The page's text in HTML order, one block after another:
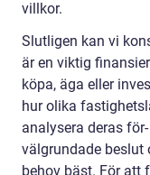
villkor.
Slutligen kan vi
är en viktig
köpa, äga eller
hur olika
analysera deras
välgrundade beslut
behov bäst. För att